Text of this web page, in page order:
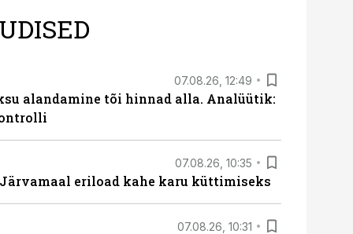
07.08.26, 12:49
alandamine tõi hinnad alla. Analüütik:
07.08.26, 10:35
eriload kahe karu küttimiseks
07.08.26, 10:31